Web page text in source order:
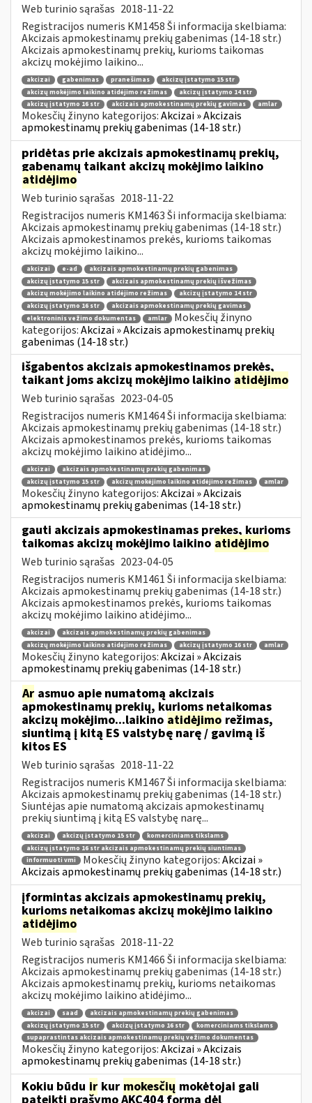
Web turinio sąrašas 2018-11-22
Registracijos numeris KM1458 Ši informacija skelbiama:
Akcizais apmokestinamų prekių gabenimas (14-18 str.)
Akcizais apmokestinamų prekių, kurioms taikomas
akcizų mokėjimo laikino...
akcizai gabenimas pranešimas
akcizų įstatymo 15 str
akcizų mokėjimo laikino atidėjimo režimas
akcizų įstatymo 14 str
akcizų įstatymo 16 str
akcizais apmokestinamų prekių gavimas amlar
Mokesčių žinyno kategorijos:Akcizai » Akcizais
apmokestinamų prekių gabenimas (14-18 str.)
pridėtas prie akcizais apmokestinamų prekių,
gabenamų taikant akcizų mokėjimo laikino
atidėjimo
Web turinio sąrašas 2018-11-22
Registracijos numeris KM1463 Ši informacija skelbiama:
Akcizais apmokestinamų prekių gabenimas (14-18 str.)
Akcizais apmokestinamos prekės, kurioms taikomas
akcizų mokėjimo laikino...
akcizai e-ad
akcizais apmokestinamų prekių gabenimas
akcizų įstatymo 15 str
akcizais apmokestinamų prekių išvežimas
akcizų mokėjimo laikino atidėjimo režimas
akcizų įstatymo 14 str
akcizų įstatymo 16 str
akcizais apmokestinamų prekių gavimas
elektroninis vežimo dokumentas
amlar
Mokesčių žinyno
kategorijos:Akcizai » Akcizais apmokestinamų prekių
gabenimas (14-18 str.)
išgabentos akcizais apmokestinamos prekės,
taikant joms akcizų mokėjimo laikino atidėjimo
Web turinio sąrašas 2023-04-05
Registracijos numeris KM1464 Ši informacija skelbiama:
Akcizais apmokestinamų prekių gabenimas (14-18 str.)
Akcizais apmokestinamos prekės, kurioms taikomas
akcizų mokėjimo laikino atidėjimo...
akcizai
akcizais apmokestinamų prekių gabenimas
akcizų įstatymo 15 str
akcizų mokėjimo laikino atidėjimo režimas amlar
Mokesčių žinyno kategorijos:Akcizai » Akcizais
apmokestinamų prekių gabenimas (14-18 str.)
gauti akcizais apmokestinamas prekes, kurioms
taikomas akcizų mokėjimo laikino atidėjimo
Web turinio sąrašas 2023-04-05
Registracijos numeris KM1461 Ši informacija skelbiama:
Akcizais apmokestinamų prekių gabenimas (14-18 str.)
Akcizais apmokestinamos prekės, kurioms taikomas
akcizų mokėjimo laikino atidėjimo...
akcizai
akcizais apmokestinamų prekių gabenimas
akcizų mokėjimo laikino atidėjimo režimas
akcizų įstatymo 16 str amlar
Mokesčių žinyno kategorijos:Akcizai » Akcizais
apmokestinamų prekių gabenimas (14-18 str.)
Ar asmuo apie numatomą akcizais
apmokestinamų prekių, kurioms netaikomas
akcizų mokėjimo...laikino atidėjimo režimas,
siuntimą į kitą ES valstybę narę / gavimą iš
kitos ES
Web turinio sąrašas 2018-11-22
Registracijos numeris KM1467 Ši informacija skelbiama:
Akcizais apmokestinamų prekių gabenimas (14-18 str.)
Siuntėjas apie numatomą akcizais apmokestinamų
prekių siuntimą į kitą ES valstybę narę...
akcizai akcizų įstatymo 15 str
komerciniams tikslams
akcizų įstatymo 16 str akcizais apmokestinamų prekių siuntimas
informuoti vmi
Mokesčių žinyno kategorijos:Akcizai »
Akcizais apmokestinamų prekių gabenimas (14-18 str.)
įformintas akcizais apmokestinamų prekių,
kurioms netaikomas akcizų mokėjimo laikino
atidėjimo
Web turinio sąrašas 2018-11-22
Registracijos numeris KM1466 Ši informacija skelbiama:
Akcizais apmokestinamų prekių gabenimas (14-18 str.)
Akcizais apmokestinamų prekių, kurioms netaikomas
akcizų mokėjimo laikino atidėjimo...
akcizai saad
akcizais apmokestinamų prekių gabenimas
akcizų įstatymo 15 str
akcizų įstatymo 16 str
komerciniams tikslams
supaprastintas akcizais apmokestinamų prekių vežimo dokumentas
Mokesčių žinyno kategorijos:Akcizai » Akcizais
apmokestinamų prekių gabenimas (14-18 str.)
Kokiu būdu ir kur mokesčių mokėtojai gali
pateikti prašymo AKC404 formą dėl